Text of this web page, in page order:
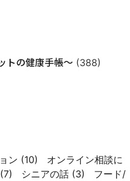
トの健康手帳〜 (388)
ン (10)
オンライン相談に
(7) シニアの話 (3)
フード/